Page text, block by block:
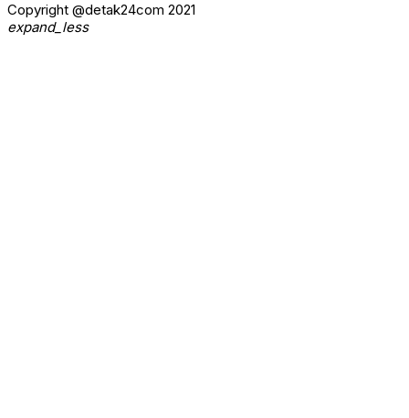
Copyright @detak24com 2021
expand_less